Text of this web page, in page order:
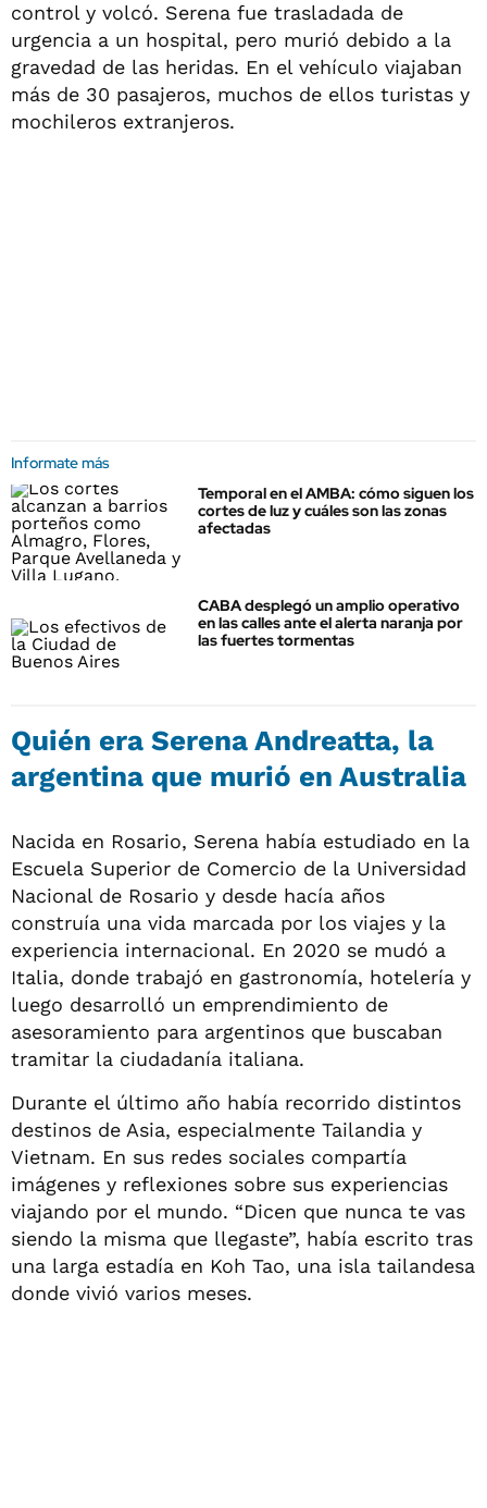
control y volcó. Serena fue trasladada de
urgencia a un hospital, pero murió debido a la
gravedad de las heridas. En el vehículo viajaban
más de 30 pasajeros, muchos de ellos turistas y
mochileros extranjeros.
Informate más
Temporal en el AMBA: cómo siguen los
cortes de luz y cuáles son las zonas
afectadas
CABA desplegó un amplio operativo
en las calles ante el alerta naranja por
las fuertes tormentas
Quién era Serena Andreatta, la
argentina que murió en Australia
Nacida en Rosario, Serena había estudiado en la
Escuela Superior de Comercio de la Universidad
Nacional de Rosario y desde hacía años
construía una vida marcada por los viajes y la
experiencia internacional. En 2020 se mudó a
Italia, donde trabajó en gastronomía, hotelería y
luego desarrolló un emprendimiento de
asesoramiento para argentinos que buscaban
tramitar la ciudadanía italiana.
Durante el último año había recorrido distintos
destinos de Asia, especialmente Tailandia y
Vietnam. En sus redes sociales compartía
imágenes y reflexiones sobre sus experiencias
viajando por el mundo. “Dicen que nunca te vas
siendo la misma que llegaste”, había escrito tras
una larga estadía en Koh Tao, una isla tailandesa
donde vivió varios meses.